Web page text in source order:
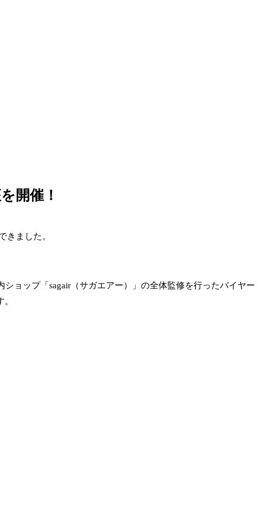
開催！
きました。
ョップ「sagair（サガエアー）」の全体監修を行ったバイヤー